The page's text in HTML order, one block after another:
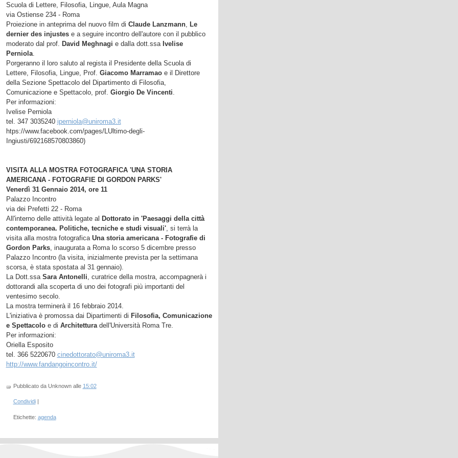
Scuola di Lettere, Filosofia, Lingue, Aula Magna
via Ostiense 234 - Roma
Proiezione in anteprima del nuovo film di Claude Lanzmann, Le
dernier des injustese a seguire incontro dell'autore con il pubblico
moderato dal prof. David Meghnagi e dalla dott.ssa Ivelise
Perniola.
Porgeranno il loro saluto al regista il Presidente della Scuola di
Lettere, Filosofia, Lingue, Prof. Giacomo Marramao e il Direttore
della Sezione Spettacolo del Dipartimento di Filosofia,
Comunicazione e Spettacolo, prof. Giorgio De Vincenti
Per informazioni:
Ivelise Perniola
tel. 347 3035240 iperniola@uniroma3.it
htps://www.facebook.com/pages/LUltimo-degli-
Ingiusti/692168570803860)
VISITA ALLA MOSTRA FOTOGRAFICA 'UNA STORIA
AMERICANA - FOTOGRAFIE DI GORDON PARKS'
Venerdì 31 Gennaio 2014, ore 11
Palazzo Incontro
via dei Prefetti 22 - Roma
All'interno delle attività legate al Dottorato in 'Paesaggi della città
contemporanea. Politiche, tecniche e studi visuali', si terrà la
visita alla mostra fotografica Una storia americana - Fotografie di
Gordon Parks, inaugurata a Roma lo scorso 5 dicembre presso
Palazzo Incontro (la visita, inizialmente prevista per la settimana
scorsa, è stata spostata al 31 gennaio).
La Dott.ssa Sara Antonelli , curatrice della mostra, accompagnerà i
dottorandi alla scoperta di uno dei fotografi più importanti del
ventesimo secolo.
La mostra terminerà il 16 febbraio 2014.
L'iniziativa è promossa dai Dipartimenti di Filosofia, Comunicazione
e Spettacolo e di Architetturadell'Università Roma Tre.
Per informazioni:
Oriella Esposito
tel. 366 5220670 cinedottorato@uniroma3.it
http://www.fandangoincontro.it/
Pubblicato da Unknown alle 15:02
Condividi
Etichette: agenda